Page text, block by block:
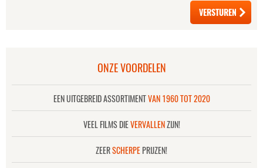
ONZE VOORDELEN
EEN UITGEBREID ASSORTIMENTVAN 1960 TOT 2020
VEEL FILMS DIEVERVALLENZIJN!
ZEERSCHERPEPRIJZEN!